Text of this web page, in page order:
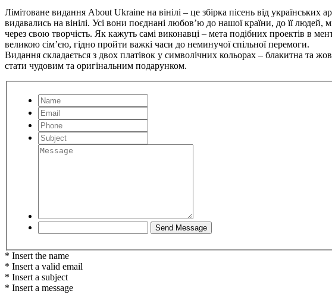
Лімітоване видання About Ukraine на вінілі – це збірка пісень від українських
видавались на вінілі. Усі вони поєднані любовʼю до нашої країни, до її
через свою творчість. Як кажуть самі виконавці – мета подібних проектів в
великою сімʼєю, гідно пройти важкі часи до неминучої спільної перемоги.
Видання складається з двох платівок у символічних кольорах – блакитна та
стати чудовим та оригінальним подарунком.
* Insert the name
* Insert a valid email
* Insert a subject
* Insert a message